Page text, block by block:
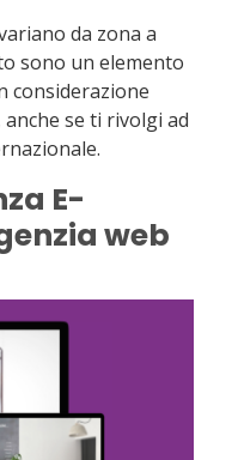
da zona a
sono un elemento
considerazione
se ti rivolgi ad
E-
web